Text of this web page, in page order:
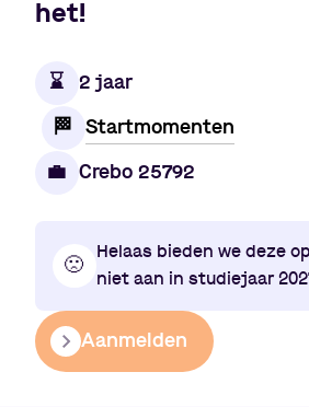
het!
⌛️ 2 jaar
🏁 Startmomenten
💼 Crebo 25792
Aanmelden
🙁
Helaas bieden we deze
niet aan in studiejaar